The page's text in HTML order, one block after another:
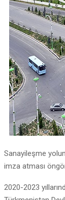
Sanayileşme
imza atması
2020-2023